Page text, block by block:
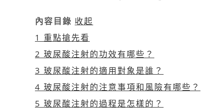
內容目錄 收起
1 重點搶先看
2 玻尿酸注射的功效有哪些？
3 玻尿酸注射的適用對象是誰？
4 玻尿酸注射的注意事項和風險有哪些？
5 玻尿酸注射的過程是怎樣的？